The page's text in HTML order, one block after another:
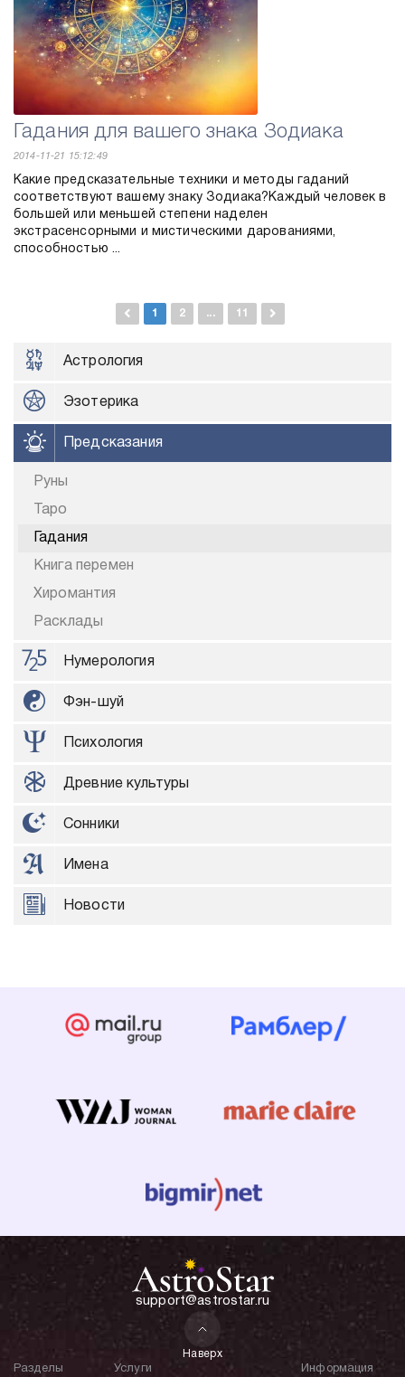
Гадания для вашего знака Зодиака
2014-11-21 15:12:49
Какие предсказательные техники и методы гаданий
соответствуют вашему знаку Зодиака?Каждый человек в
большей или меньшей степени наделен
экстрасенсорными и мистическими дарованиями,
способностью ...
1 2 ... 11
Астрология
Эзотерика
Предсказания
Руны
Таро
Гадания
Книга перемен
Хиромантия
Расклады
Нумерология
Фэн-шуй
Психология
Древние культуры
Сонники
Имена
Новости
support@astrostar.ru
Наверх
Разделы Услуги Информация